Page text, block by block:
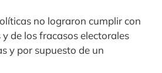
no lograron cumplir con
de los fracasos electorales
y por supuesto de un